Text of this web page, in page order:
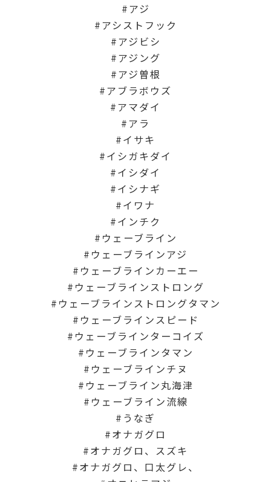
アジ
アシストフック
アジビシ
アジング
アジ曽根
アブラボウズ
アマダイ
アラ
イサキ
イシガキダイ
イシダイ
イシナギ
イワナ
インチク
ウェーブライン
ウェーブラインアジ
ウェーブラインカーエー
ウェーブラインストロング
ウェーブラインストロングタマン
ウェーブラインスピード
ウェーブラインターコイズ
ウェーブラインタマン
ウェーブラインチヌ
ウェーブライン丸海津
ウェーブライン流線
うなぎ
オナガグロ
オナガグロ、スズキ
オナガグロ、口太グレ、